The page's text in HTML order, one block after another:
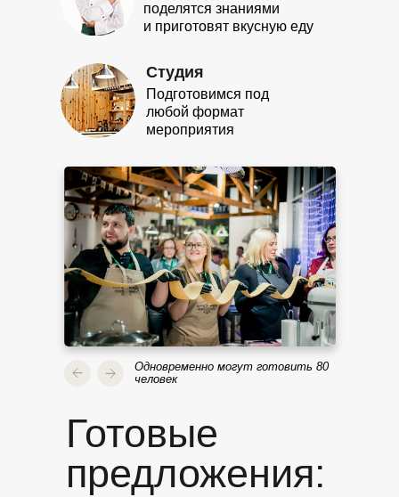
Одновременно могут готовить 80
человек
поделятся знаниями
и приготовят вкусную еду
Подготовимся под
любой формат
мероприятия
Студия
Готовые
предложения: